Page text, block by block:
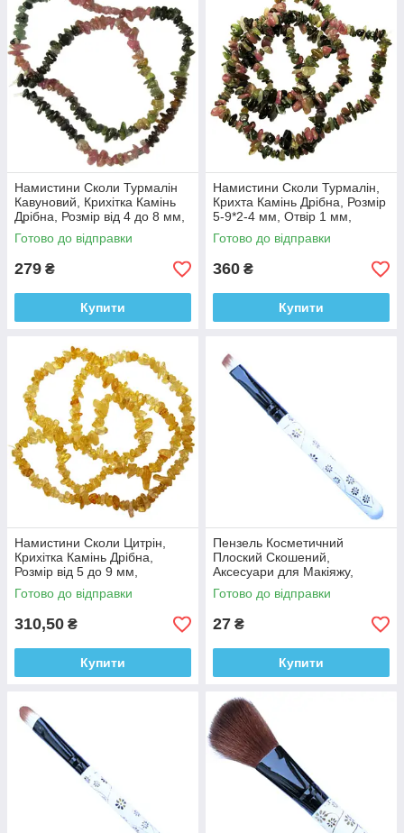
Намистини Сколи Турмалін
Кавуновий, Крихітка Камінь
Дрібна, Розмір від 4 до 8 мм,
Рукоділля
Готово до відправки
279 ₴
Купити
Намистини Сколи Турмалін,
Крихта Камінь Дрібна, Розмір
5-9*2-4 мм, Отвір 1 мм,
близько 80 см нитку
Готово до відправки
360 ₴
Купити
Намистини Сколи Цитрін,
Крихітка Камінь Дрібна,
Розмір від 5 до 9 мм,
Фурнітура Біжутерія
Готово до відправки
310,50 ₴
Купити
Пензель Косметичний
Плоский Скошений,
Аксесуари для Макіяжу,
Пензлі для Обличчя, для
Тіней, для Повік
Готово до відправки
27 ₴
Купити